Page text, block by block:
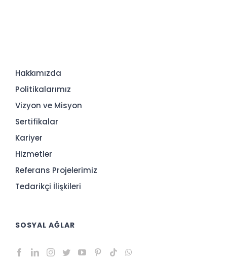
Hakkımızda
Politikalarımız
Vizyon ve Misyon
Sertifikalar
Kariyer
Hizmetler
Referans Projelerimiz
Tedarikçi İlişkileri
SOSYAL AĞLAR